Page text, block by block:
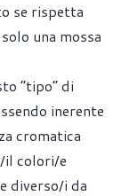
se rispetta
una mossa
“tipo” di
inerente
cromatica
il colori/e
diverso/i da